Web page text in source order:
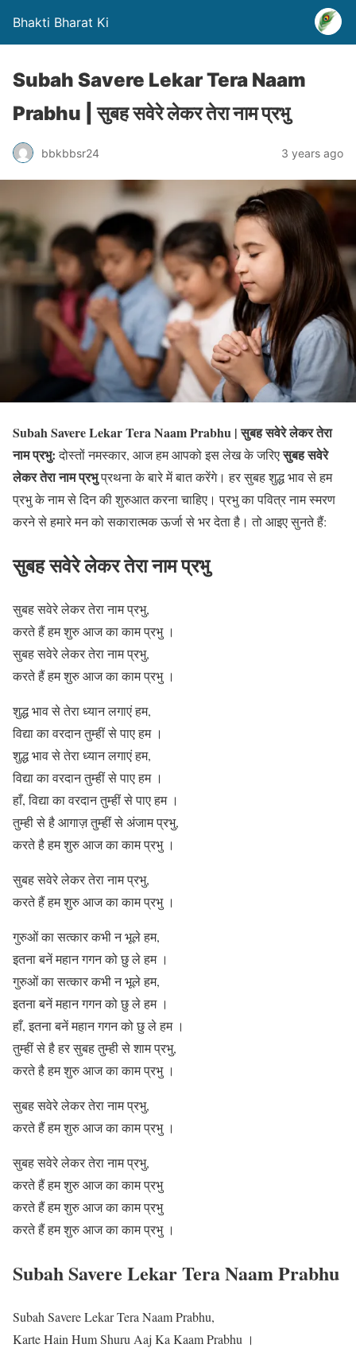
Bhakti Bharat Ki
Subah Savere Lekar Tera Naam
Prabhu | सुबह सवेरे लेकर तेरा नाम प्रभु
bbkbbsr24 3 years ago
Subah Savere Lekar Tera Naam Prabhu | सुबह सवेरे लेकर तेरा
नाम प्रभु:दोस्तों नमस्कार, आज हम आपको इस लेख के जरिएसुबह सवेरे
लेकर तेरा नाम प्रभुप्रथना के बारे में बात करेंगे। हर सुबह शुद्ध भाव से हम
प्रभु के नाम से दिन की शुरुआत करना चाहिए। प्रभु का पवित्र नाम स्मरण
करने से हमारे मन को सकारात्मक ऊर्जा से भर देता है। तो आइए सुनते हैं:
सुबह सवेरे लेकर तेरा नाम प्रभु
सुबह सवेरे लेकर तेरा नाम प्रभु,
करते हैं हम शुरु आज का काम प्रभु ।
सुबह सवेरे लेकर तेरा नाम प्रभु,
करते हैं हम शुरु आज का काम प्रभु ।
शुद्ध भाव से तेरा ध्यान लगाएं हम,
विद्या का वरदान तुम्हीं से पाए हम ।
शुद्ध भाव से तेरा ध्यान लगाएं हम,
विद्या का वरदान तुम्हीं से पाए हम ।
हाँ, विद्या का वरदान तुम्हीं से पाए हम ।
तुम्ही से है आगाज़ तुम्हीं से अंजाम प्रभु,
करते है हम शुरु आज का काम प्रभु ।
सुबह सवेरे लेकर तेरा नाम प्रभु,
करते हैं हम शुरु आज का काम प्रभु ।
गुरुओं का सत्कार कभी न भूले हम,
इतना बनें महान गगन को छु ले हम ।
गुरुओं का सत्कार कभी न भूले हम,
इतना बनें महान गगन को छु ले हम ।
हाँ, इतना बनें महान गगन को छु ले हम ।
तुम्हीं से है हर सुबह तुम्ही से शाम प्रभु,
करते है हम शुरु आज का काम प्रभु ।
सुबह सवेरे लेकर तेरा नाम प्रभु,
करते हैं हम शुरु आज का काम प्रभु ।
सुबह सवेरे लेकर तेरा नाम प्रभु,
करते हैं हम शुरु आज का काम प्रभु
करते हैं हम शुरु आज का काम प्रभु
करते हैं हम शुरु आज का काम प्रभु ।
Subah Savere Lekar Tera Naam Prabhu
Subah Savere Lekar Tera Naam Prabhu,
Karte Hain Hum Shuru Aaj Ka Kaam Prabhu ।